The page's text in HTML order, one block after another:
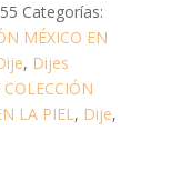
Categorías:
MÉXICO EN
, Dijes
COLECCIÓN
LA PIEL, Dije,